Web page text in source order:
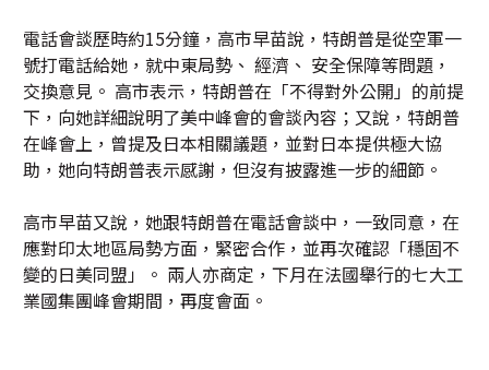
電話會談歷時約15分鐘，高市早苗說，特朗普是從空軍一
號打電話給她，就中東局勢、 經濟、 安全保障等問題，
交換意見。 高市表示，特朗普在「不得對外公開」的前提
下，向她詳細說明了美中峰會的會談內容；又說，特朗普
在峰會上，曾提及日本相關議題，並對日本提供極大協
助，她向特朗普表示感謝，但沒有披露進一步的細節。
高市早苗又說，她跟特朗普在電話會談中，一致同意，在
應對印太地區局勢方面，緊密合作，並再次確認「穩固不
變的日美同盟」。 兩人亦商定，下月在法國舉行的七大工
業國集團峰會期間，再度會面。